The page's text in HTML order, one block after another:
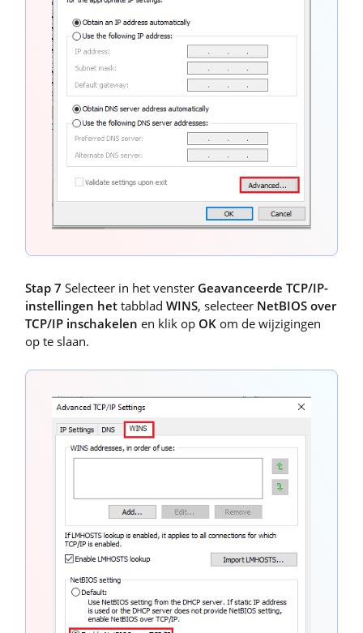
Stap 7 Selecteer in het venster Geavanceerde TCP/IP-
instellingen het tabblad WINS, selecteer NetBIOS over
TCP/IP inschakelen en klik op OK om de wijzigingen
op te slaan.